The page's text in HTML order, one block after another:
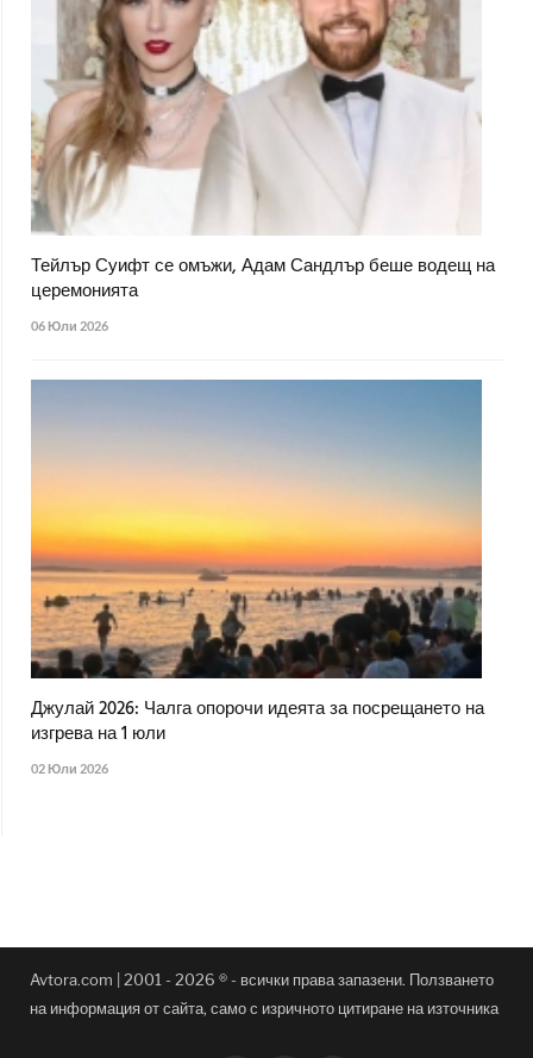
Тейлър Суифт се омъжи, Адам Сандлър беше водещ на
церемонията
06 Юли 2026
Джулай 2026: Чалга опорочи идеята за посрещането на
изгрева на 1 юли
02 Юли 2026
Avtora.com | 2001 - 2026 ® - всички права запазени. Ползването
на информация от сайта, само с изричното цитиране на източника